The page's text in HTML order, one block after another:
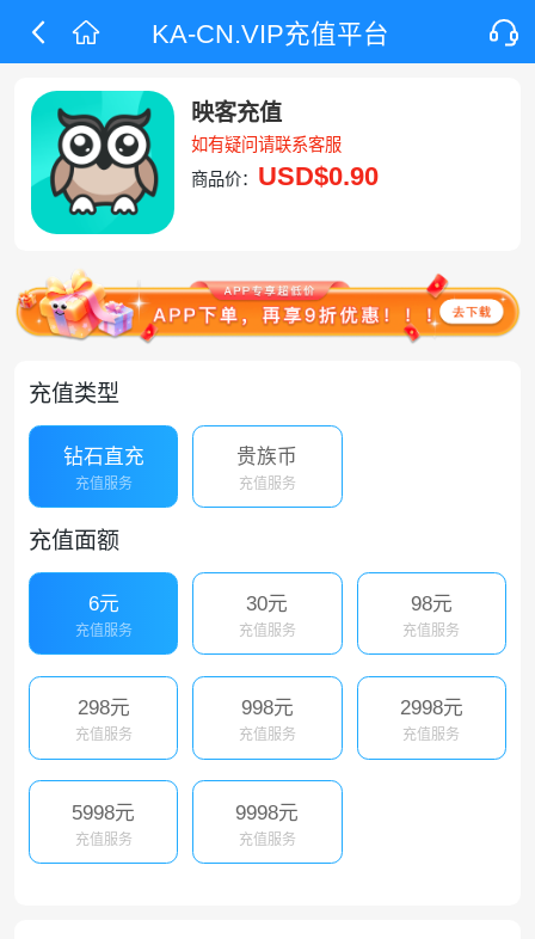
KA-CN.VIP充值平台
映客充值
如有疑问请联系客服
商品价： USD$0.90
充值类型
钻石直充
充值服务
贵族币
充值服务
充值面额
6元
充值服务
30元
充值服务
98元
充值服务
298元
充值服务
998元
充值服务
2998元
充值服务
5998元
充值服务
9998元
充值服务